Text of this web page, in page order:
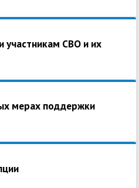
участникам СВО и их
мерах поддержки